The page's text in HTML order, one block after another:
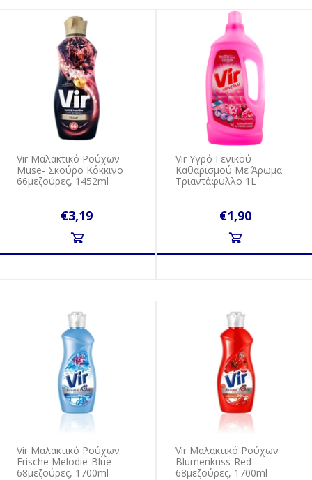
Vir Μαλακτικό Ρούχων
Muse- Σκούρο Κόκκινο
66μεζούρες, 1452ml
€3,19
Vir Υγρό Γενικού
Καθαρισμού Με Άρωμα
Τριαντάφυλλο 1L
€1,90
Vir Μαλακτικό Ρούχων
Frische Melodie-Blue
68μεζούρες, 1700ml
Vir Μαλακτικό Ρούχων
Blumenkuss-Red
68μεζούρες, 1700ml